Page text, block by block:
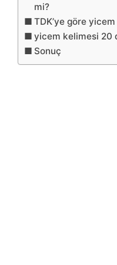
mi?
TDK’ye göre yicem
yicem kelimesi 20
Sonuç